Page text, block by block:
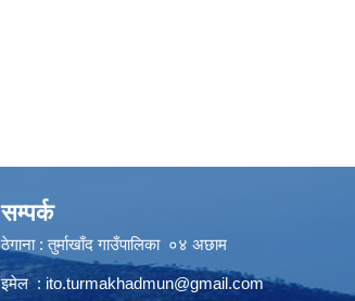
सम्पर्क
ठेगाना : तुर्माखाँद गाउँपालिका ०४ अछाम
इमेल : ito.turmakhadmun@gmail.com